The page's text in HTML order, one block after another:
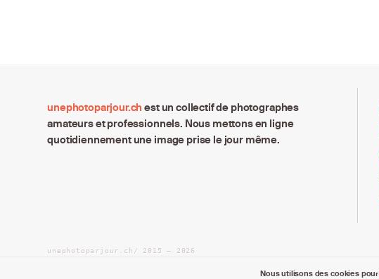
unephotoparjour.ch est un collectif de photographes
amateurs et professionnels. Nous mettons en ligne
quotidiennement une image prise le jour même.
unephotoparjour.ch/ 2015 – 2026
Nous utilisons des cookies